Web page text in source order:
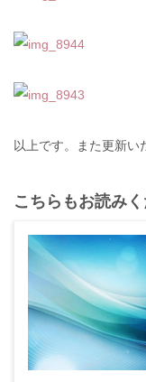
以上です。また更新い
こちらもお読み